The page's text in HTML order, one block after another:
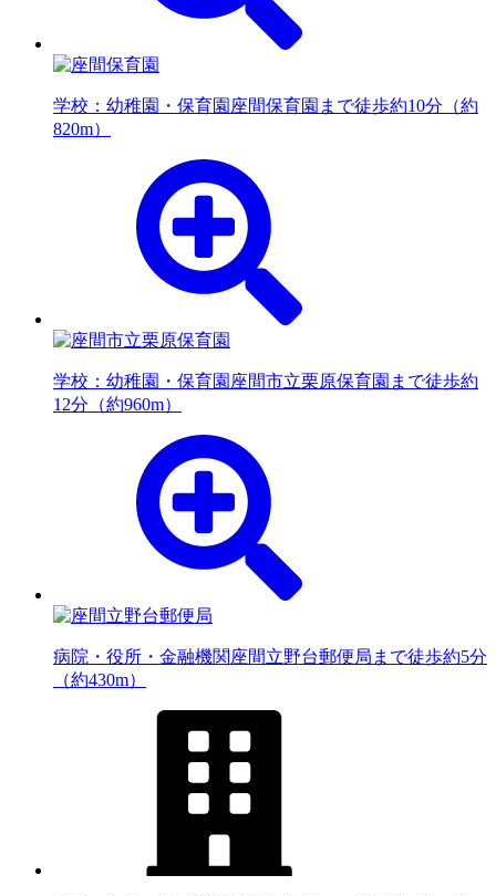
学校：幼稚園・保育園 座間保育園まで徒歩約10分（約
820m）
学校：幼稚園・保育園 座間市立栗原保育園まで徒歩約
12分（約960m）
病院・役所・金融機関 座間立野台郵便局まで徒歩約5分
（約430m）